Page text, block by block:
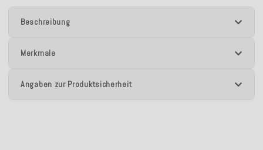
Beschreibung
Merkmale
Angaben zur Produktsicherheit